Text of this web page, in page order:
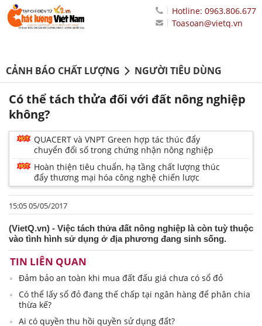
Hotline: 0963.806.677
Toasoan@vietq.vn
CẢNH BÁO CHẤT LƯỢNG NGƯỜI TIÊU DÙNG
Có thể tách thửa đối với đất nông nghiệp
không?
QUACERT và VNPT Green hợp tác thúc đẩy
chuyển đổi số trong chứng nhận nông nghiệp
Hoàn thiện tiêu chuẩn, hạ tầng chất lượng thúc
đẩy thương mại hóa công nghệ chiến lược
15:05 05/05/2017
(VietQ.vn) - Việc tách thửa đất nông nghiệp là còn tuỳ thuộc
vào tình hình sử dụng ở địa phương đang sinh sống.
TIN LIÊN QUAN
Đảm bảo an toàn khi mua đất đấu giá chưa có sổ đỏ
Có thể lấy sổ đỏ đang thế chấp tại ngân hàng để phân chia
thừa kế?
Ai có quyền thu hồi quyền sử dụng đất?